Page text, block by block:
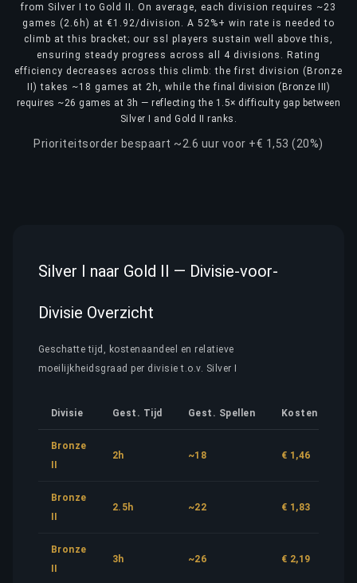
from Silver I to Gold II. On average, each division requires ~23
games (2.6h) at €1.92/division. A 52%+ win rate is needed to
climb at this bracket; our ssl players sustain well above this,
ensuring steady progress across all 4 divisions. Rating
efficiency decreases across this climb: the first division (Bronze
II) takes ~18 games at 2h, while the final division (Bronze III)
requires ~26 games at 3h — reflecting the 1.5× difficulty gap between
Silver I and Gold II ranks.
Prioriteitsorder bespaart ~2.6 uur voor +€ 1,53 (20%)
Silver I naar Gold II — Divisie-voor-
Divisie Overzicht
Geschatte tijd, kostenaandeel en relatieve
moeilijkheidsgraad per divisie t.o.v. Silver I
Divisie Gest. Tijd Gest. Spellen Kostenaandeel
Bronze
2h ~18 € 1,46
Bronze
2.5h ~22 € 1,83
Bronze
3h ~26 € 2,19